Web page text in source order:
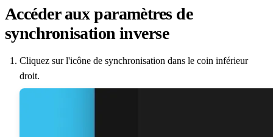
Accéder aux paramètres de
synchronisation inverse
Cliquez sur l'icône de synchronisation dans le coin inférieur
droit.